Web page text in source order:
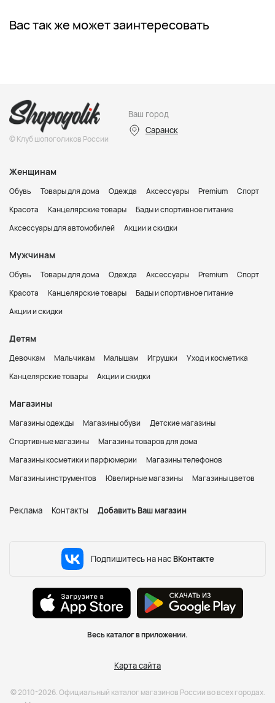
Вас так же может заинтересовать
© Клуб шопоголиков России
Ваш город
Саранск
Женщинам
Обувь Товары для дома Одежда Аксессуары Premium
Спорт
Красота
Канцелярские товары
Бады и спортивное питание
Аксессуары для автомобилей
Акции и скидки
Мужчинам
Обувь Товары для дома Одежда Аксессуары Premium
Спорт
Красота
Канцелярские товары
Бады и спортивное питание
Акции и скидки
Детям
Девочкам Мальчикам Малышам Игрушки
Уход и косметика
Канцелярские товары
Акции и скидки
Магазины
Магазины одежды Магазины обуви
Детские магазины
Спортивные магазины
Магазины товаров для дома
Магазины косметики и парфюмерии
Магазины телефонов
Магазины инструментов
Ювелирные магазины Магазины цветов
Реклама Контакты Добавить Ваш магазин
Подпишитесь на нас ВКонтакте
Весь каталог в приложении.
Карта сайта
© 2010-2026. Официальный каталог магазинов России во всех городах.